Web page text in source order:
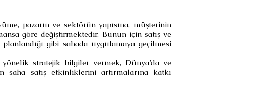
pazarın ve sektörün yapısına, müşterinin
göre değiştirmektedir. Bunun için satış ve
gibi sahada uygulamaya geçilmesi
yönelik stratejik bilgiler vermek, Dünya’da ve
saha satış etkinliklerini artırmalarına katkı